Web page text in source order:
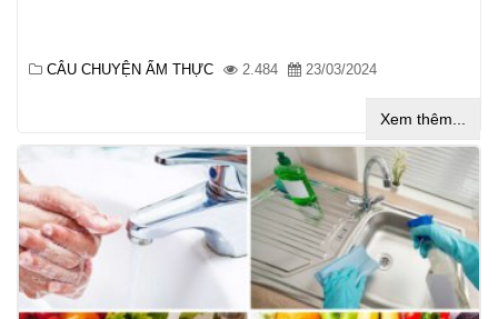
CÂU CHUYỆN ẨM THỰC 2.484 23/03/2024
Xem thêm...